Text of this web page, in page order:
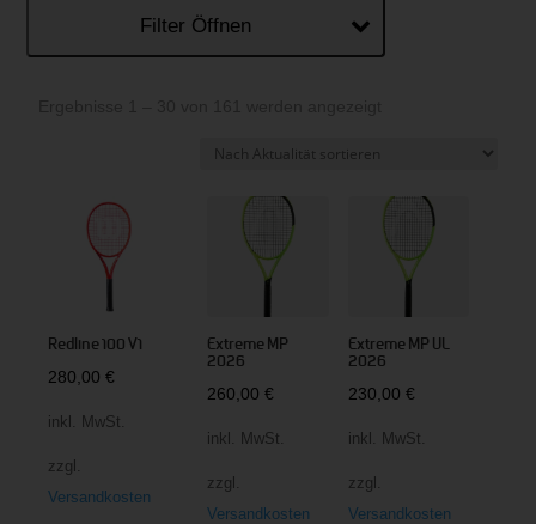
Filter Öffnen
Redline 100 V1
280,00€
inkl. MwSt.
zzgl.
Versandkosten
Extreme MP
2026
260,00€
inkl. MwSt.
zzgl.
Versandkosten
Extreme MP UL
2026
230,00 €
inkl. MwSt.
zzgl.
Versandkosten